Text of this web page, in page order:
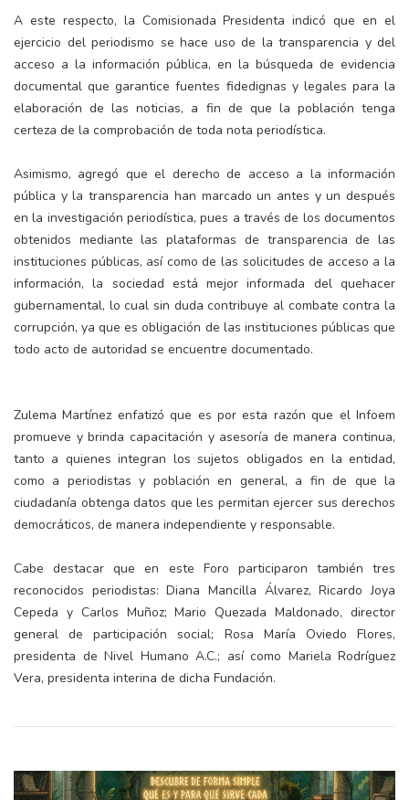
A este respecto, la Comisionada Presidenta indicó que en el
ejercicio del periodismo se hace uso de la transparencia y del
acceso a la información pública, en la búsqueda de evidencia
documental que garantice fuentes fidedignas y legales para la
elaboración de las noticias, a fin de que la población tenga
certeza de la comprobación de toda nota periodística.
Asimismo, agregó que el derecho de acceso a la información
pública y la transparencia han marcado un antes y un después
en la investigación periodística, pues a través de los documentos
obtenidos mediante las plataformas de transparencia de las
instituciones públicas, así como de las solicitudes de acceso a la
información, la sociedad está mejor informada del quehacer
gubernamental, lo cual sin duda contribuye al combate contra la
corrupción, ya que es obligación de las instituciones públicas que
todo acto de autoridad se encuentre documentado.
Zulema Martínez enfatizó que es por esta razón que el Infoem
promueve y brinda capacitación y asesoría de manera continua,
tanto a quienes integran los sujetos obligados en la entidad,
como a periodistas y población en general, a fin de que la
ciudadanía obtenga datos que les permitan ejercer sus derechos
democráticos, de manera independiente y responsable.
Cabe destacar que en este Foro participaron también tres
reconocidos periodistas: Diana Mancilla Álvarez, Ricardo Joya
Cepeda y Carlos Muñoz; Mario Quezada Maldonado, director
general de participación social; Rosa María Oviedo Flores,
presidenta de Nivel Humano A.C.; así como Mariela Rodríguez
Vera, presidenta interina de dicha Fundación.